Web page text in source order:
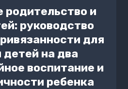
родительство и
руководство
для
детей на два
воспитание и
ребенка